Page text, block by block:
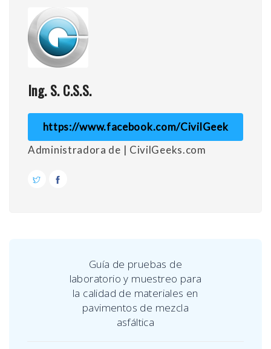
Ing. S. C.S.S.
https://www.facebook.com/CivilGeek
Administradora de | CivilGeeks.com
Guía de pruebas de
laboratorio y muestreo para
la calidad de materiales en
pavimentos de mezcla
asfáltica